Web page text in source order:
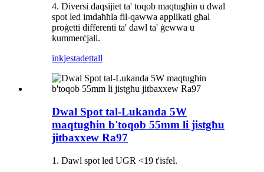
4. Diversi daqsijiet ta' toqob maqtugħin u dwal
spot led imdaħħla fil-qawwa applikati għal
proġetti differenti ta' dawl ta' ġewwa u
kummerċjali.
inkjestadettall
Dwal Spot tal-Lukanda 5W
maqtugħin b'toqob 55mm li jistgħu
jitbaxxew Ra97
1. Dawl spot led UGR <19 t'isfel.